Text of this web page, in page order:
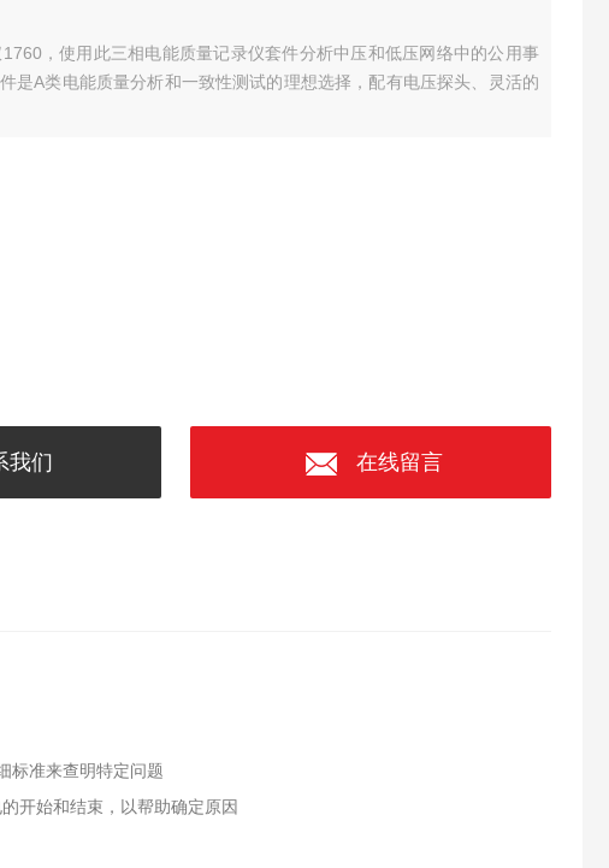
，使用此三相电能质量记录仪套件分析中压和低压网络中的公用事
是A类电能质量分析和一致性测试的理想选择，配有电压探头、灵活的
我们 在线留言
标准来查明特定问题
开始和结束，以帮助确定原因